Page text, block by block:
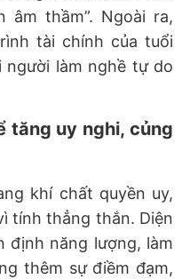
âm thầm”. Ngoài ra,
tài chính của tuổi
người làm nghề tự do
tăng uy nghi, củng
khí chất quyền uy,
tính thẳng thắn. Diện
định năng lượng, làm
thêm sự điềm đạm,